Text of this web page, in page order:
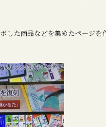
した商品などを集めたページを